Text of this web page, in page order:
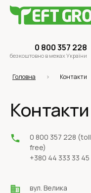
0 800 357 228
безкоштовно в межах України
Головна Контакти
Контакти
вул. Велика
0 800 357 228 (toll
free)
+380 44 333 33 45